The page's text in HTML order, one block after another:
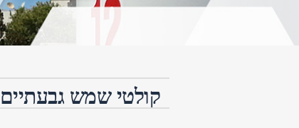
קולטי שמש גבעתיים